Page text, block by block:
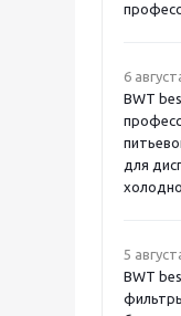
6
BWT
для
5
BWT